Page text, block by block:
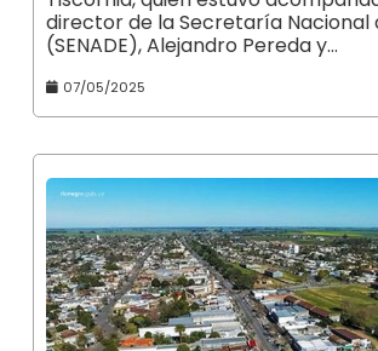
director de la Secretaría Nacional
(SENADE), Alejandro Pereda y…
07/05/2025